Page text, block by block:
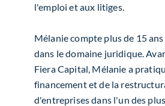
l'emploi et aux litiges.
Mélanie compte plus de 15
dans le domaine juridique.
Fiera Capital, Mélanie a
financement et de la
d'entreprises dans l'un des